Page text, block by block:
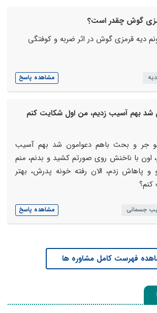
گوش چقدر است؟
دیه قرمزی گوش در اثر ضربه و کوفتگی
دیه مشاهده پاسخ
شد بهم آسیب زدیم، من اول شکایت کنم
جر و بحث باهم دعوامون شد بهم آسیب
اون با ناخنش روی صورتم کشید و بدنم، منم
و پاهاش زدم، الان رفته خونه پدرش، بهتر
جسمانی مشاهده پاسخ
فهرست کامل مشاوره ها